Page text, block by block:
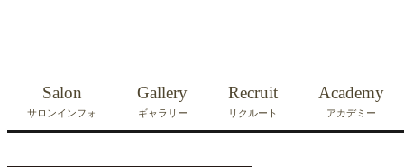
Salon
サロンインフォ
Gallery
ギャラリー
Recruit
リクルート
Academy
アカデミー